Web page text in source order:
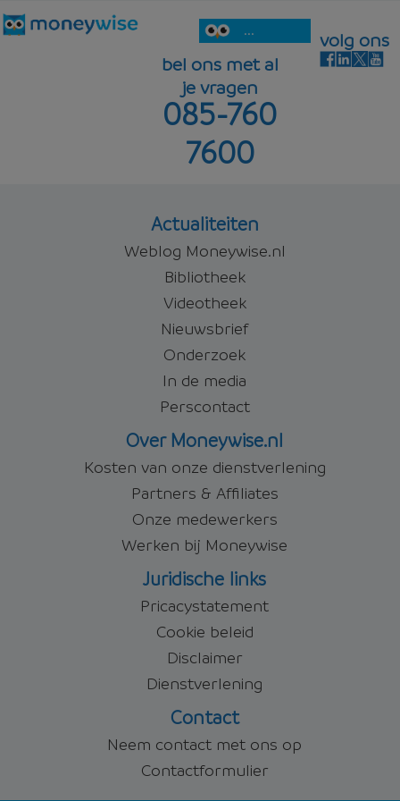
...
bel ons met al
je vragen
085-760
7600
volg ons
Actualiteiten
Weblog Moneywise.nl
Bibliotheek
Videotheek
Nieuwsbrief
Onderzoek
In de media
Perscontact
Over Moneywise.nl
Kosten van onze dienstverlening
Partners & Affiliates
Onze medewerkers
Werken bij Moneywise
Juridische links
Pricacystatement
Cookie beleid
Disclaimer
Dienstverlening
Contact
Neem contact met ons op
Contactformulier